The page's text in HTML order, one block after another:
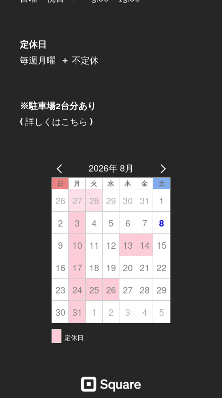
定休日
毎週月曜
＋ 不定休
※駐車場2台分あり
( 詳しくはこちら )
2026年 8月
日 月 火 水 木 金 土
26 27 28 29 30 31
1
2
3 4 5 6 7
8
9
10 11 12 13 14
15
16
17 18 19 20 21
22
23 24 25 26 27 28 29
30 31 1 2 3 4 5
定休日